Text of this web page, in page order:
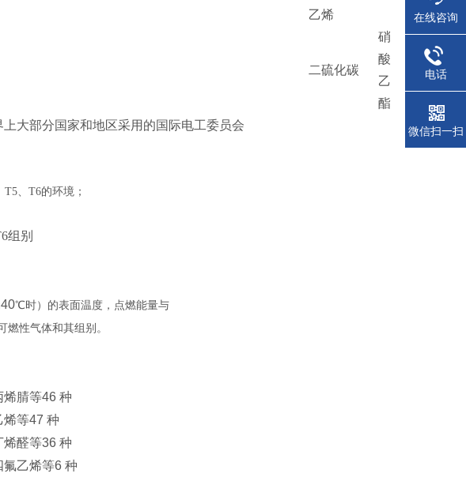
乙烯
二硫化碳
硝
酸
乙
酯
大部分国家和地区采用的国际电工委员会
、T6的环境；
T6组别
40℃时）的表面温度，点燃能量与
性气体和其组别。
烯腈等46 种
烯等47 种
烯醛等36 种
氟乙烯等6 种
在线咨询
电话
微信扫一扫